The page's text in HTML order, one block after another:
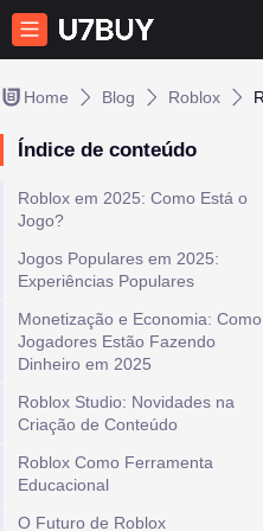
Home Blog Roblox
Índice de conteúdo
Roblox em 2025: Como Está o
Jogo?
Jogos Populares em 2025:
Experiências Populares
Monetização e Economia: Como
Jogadores Estão Fazendo
Dinheiro em 2025
Roblox Studio: Novidades na
Criação de Conteúdo
Roblox Como Ferramenta
Educacional
O Futuro de Roblox